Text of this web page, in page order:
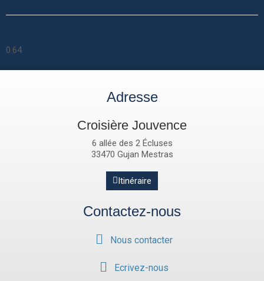
Adresse
Croisière Jouvence
6 allée des 2 Écluses
33470 Gujan Mestras
Itinéraire
Contactez-nous
Nous contacter
Ecrivez-nous